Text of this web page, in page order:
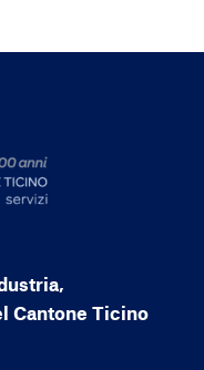
Cantone Ticino